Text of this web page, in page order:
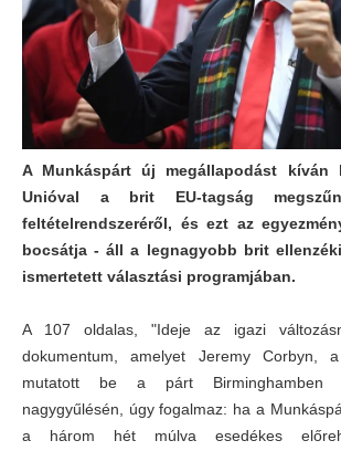
A Munkáspárt új megállapodást kíván
Unióval a brit EU-tagság
feltételrendszeréről, és ezt az
bocsátja - áll a legnagyobb brit
ismertetett választási programjában.
A 107 oldalas, "Ideje az igazi
dokumentum, amelyet Jeremy Corbyn,
mutatott be a párt Birminghamben
nagygyűlésén, úgy fogalmaz: ha a
a három hét múlva esedékes